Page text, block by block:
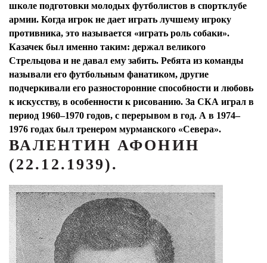
школе подготовки молодых футболистов в спортклубе
армии. Когда игрок не дает играть лучшему игроку
противника, это называется «играть роль собаки».
Казачек был именно таким: держал великого
Стрельцова и не давал ему забить. Ребята из команды
называли его футбольным фанатиком, другие
подчеркивали его разносторонние способности и любовь
к искусству, в особенности к рисованию. За СКА играл в
период 1960–1970 годов, с перерывом в год. А в 1974–
1976 годах был тренером мурманского «Севера».
ВАЛЕНТИН АФОНИН
(22.12.1939).